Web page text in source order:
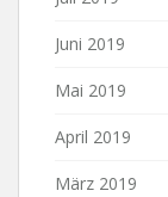
Juni 2019
Mai 2019
April 2019
März 2019